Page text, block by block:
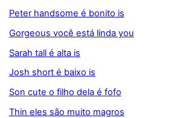
Peter handsome é bonito is
Gorgeous você está linda you
Sarah tall é alta is
Josh short é baixo is
Son cute o filho dela é fofo
Thin eles são muito magros